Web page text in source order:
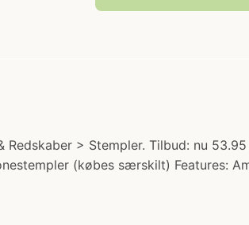
> Stempler. Tilbud: nu
(købes særskilt) Features: